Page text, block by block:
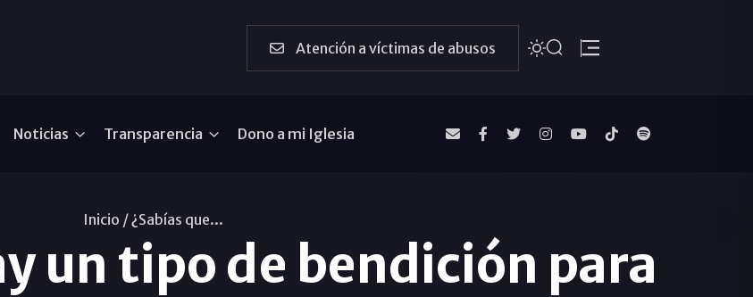
Atención a víctimas de abusos
Noticias Transparencia Dono a mi Iglesia
Inicio /¿Sabías que...
un tipo de bendición para